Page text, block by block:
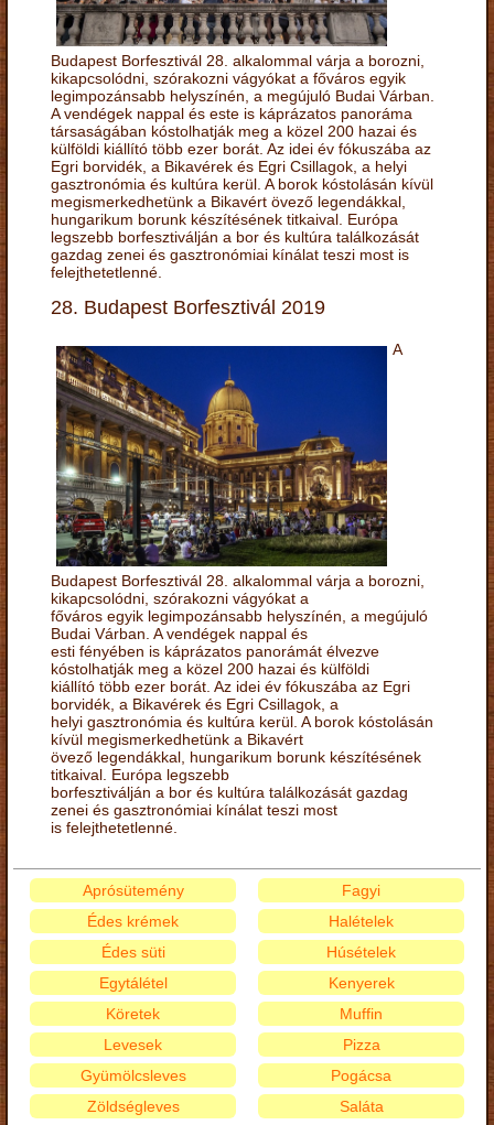
Budapest Borfesztivál 28. alkalommal várja a borozni,
kikapcsolódni, szórakozni vágyókat a főváros egyik
legimpozánsabb helyszínén, a megújuló Budai Várban.
A vendégek nappal és este is káprázatos panoráma
társaságában kóstolhatják meg a közel 200 hazai és
külföldi kiállító több ezer borát. Az idei év fókuszába az
Egri borvidék, a Bikavérek és Egri Csillagok, a helyi
gasztronómia és kultúra kerül. A borok kóstolásán kívül
megismerkedhetünk a Bikavért övező legendákkal,
hungarikum borunk készítésének titkaival. Európa
legszebb borfesztiválján a bor és kultúra találkozását
gazdag zenei és gasztronómiai kínálat teszi most is
felejthetetlenné.
28. Budapest Borfesztivál 2019
A
Budapest Borfesztivál 28. alkalommal várja a borozni,
kikapcsolódni, szórakozni vágyókat a
főváros egyik legimpozánsabb helyszínén, a megújuló
Budai Várban. A vendégek nappal és
esti fényében is káprázatos panorámát élvezve
kóstolhatják meg a közel 200 hazai és külföldi
kiállító több ezer borát. Az idei év fókuszába az Egri
borvidék, a Bikavérek és Egri Csillagok, a
helyi gasztronómia és kultúra kerül. A borok kóstolásán
kívül megismerkedhetünk a Bikavért
övező legendákkal, hungarikum borunk készítésének
titkaival. Európa legszebb
borfesztiválján a bor és kultúra találkozását gazdag
zenei és gasztronómiai kínálat teszi most
is felejthetetlenné.
Aprósütemény
Édes krémek
Édes süti
Egytálétel
Fagyi
Halételek
Húsételek
Kenyerek
Köretek
Levesek
Gyümölcsleves
Zöldségleves
Muffin
Pizza
Pogácsa
Saláta